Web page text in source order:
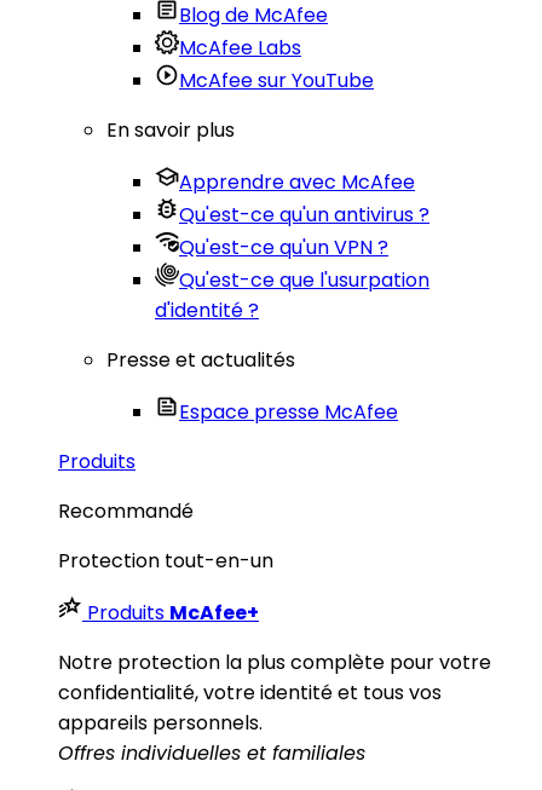
Blog de McAfee
McAfee Labs
McAfee sur YouTube
En savoir plus
Apprendre avec McAfee
Qu'est-ce qu'un antivirus ?
Qu'est-ce qu'un VPN ?
Qu'est-ce que l'usurpation
d'identité ?
Presse et actualités
Espace presse McAfee
Produits
Recommandé
Protection tout-en-un
Produits McAfee+
Notre protection la plus complète pour votre
confidentialité, votre identité et tous vos
appareils personnels.​
Offres individuelles et familiales